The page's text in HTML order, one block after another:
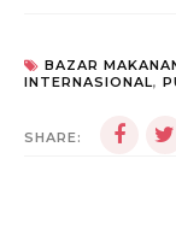
BAZAR
INTERNASIONAL,
SHARE: